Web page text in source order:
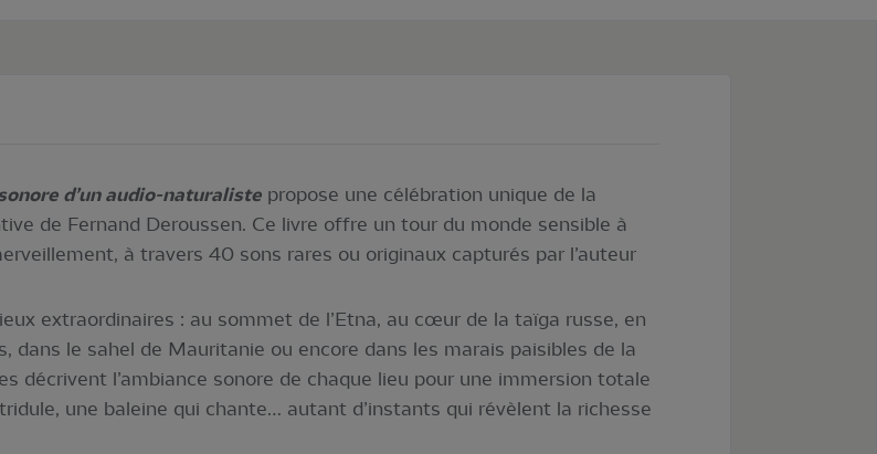
d’un audio-naturaliste propose une célébration unique de la
de Fernand Deroussen. Ce livre offre un tour du monde sensible à
à travers 40 sons rares ou originaux capturés par l’auteur
extraordinaires : au sommet de l’Etna, au cœur de la taïga russe, en
dans le sahel de Mauritanie ou encore dans les marais paisibles de la
décrivent l’ambiance sonore de chaque lieu pour une immersion totale
une baleine qui chante… autant d’instants qui révèlent la richesse